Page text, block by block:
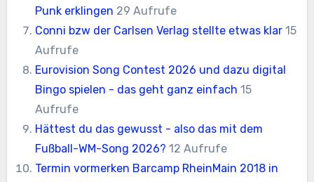
Punk erklingen 29 Aufrufe
Conni bzw der Carlsen Verlag stellte etwas klar 15
Aufrufe
Eurovision Song Contest 2026 und dazu digital
Bingo spielen - das geht ganz einfach 15
Aufrufe
Hättest du das gewusst - also das mit dem
Fußball-WM-Song 2026? 12 Aufrufe
Termin vormerken Barcamp RheinMain 2018 in